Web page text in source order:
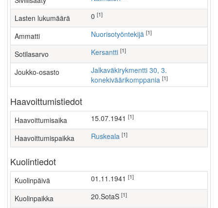
Lasten lukumäärä [1]
Ammatti nuorisotyöntekijä [1]
Sotilasarvo Kersantti [1]
Joukko-osasto
Jalkaväkirykmentti 30, 3.
konekiväärikomppania [1]
Haavoittumistiedot
Haavoittumisaika 15.07.1941 [1]
Haavoittumispaikka Ruskeala [1]
Kuolintiedot
Kuolinpäivä 01.11.1941 [1]
Kuolinpaikka 20.SotaS [1]